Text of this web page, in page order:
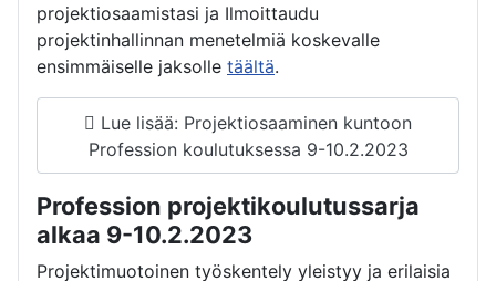
projektiosaamistasi ja Ilmoittaudu
projektinhallinnan menetelmiä koskevalle
ensimmäiselle jaksolle täältä.
Lue lisää: Projektiosaaminen kuntoon
Profession koulutuksessa 9-10.2.2023
Profession projektikoulutussarja
alkaa 9-10.2.2023
Projektimuotoinen työskentely yleistyy ja erilaisia